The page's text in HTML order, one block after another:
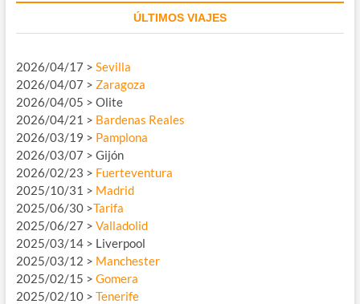
ÚLTIMOS VIAJES
2026/04/17 > Sevilla
2026/04/07 > Zaragoza
2026/04/05 > Olite
2026/04/21 > Bardenas Reales
2026/03/19 > Pamplona
2026/03/07 > Gijón
2026/02/23 > Fuerteventura
2025/10/31 > Madrid
2025/06/30 >Tarifa
2025/06/27 > Valladolid
2025/03/14 > Liverpool
2025/03/12 > Manchester
2025/02/15 > Gomera
2025/02/10 > Tenerife